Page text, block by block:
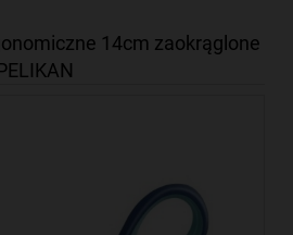
14cm zaokrąglone